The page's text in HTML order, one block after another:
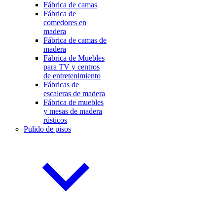
Fábrica de camas
Fábrica de
comedores en
madera
Fábrica de camas de
madera
Fábrica de Muebles
para TV y centros
de entretenimiento
Fábricas de
escaleras de madera
Fábrica de muebles
y mesas de madera
rústicos
Pulido de pisos